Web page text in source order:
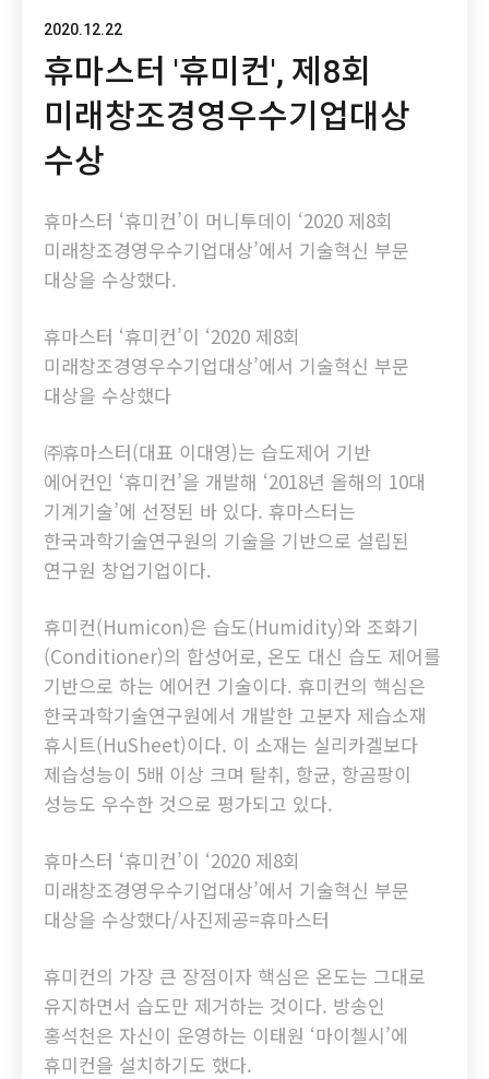
2020.12.22
휴마스터 '휴미컨', 제8회
미래창조경영우수기업대상
수상
휴마스터 ‘휴미컨’이 머니투데이 ‘2020 제8회
미래창조경영우수기업대상’에서 기술혁신 부문
대상을 수상했다.
휴마스터 ‘휴미컨’이 ‘2020 제8회
미래창조경영우수기업대상’에서 기술혁신 부문
대상을 수상했다
㈜휴마스터(대표 이대영)는 습도제어 기반
에어컨인 ‘휴미컨’을 개발해 ‘2018년 올해의 10대
기계기술’에 선정된 바 있다. 휴마스터는
한국과학기술연구원의 기술을 기반으로 설립된
연구원 창업기업이다.
휴미컨(Humicon)은 습도(Humidity)와 조화기
(Conditioner)의 합성어로, 온도 대신 습도 제어를
기반으로 하는 에어컨 기술이다. 휴미컨의 핵심은
한국과학기술연구원에서 개발한 고분자 제습소재
휴시트(HuSheet)이다. 이 소재는 실리카겔보다
제습성능이 5배 이상 크며 탈취, 항균, 항곰팡이
성능도 우수한 것으로 평가되고 있다.
휴마스터 ‘휴미컨’이 ‘2020 제8회
미래창조경영우수기업대상’에서 기술혁신 부문
대상을 수상했다/사진제공=휴마스터
휴미컨의 가장 큰 장점이자 핵심은 온도는 그대로
유지하면서 습도만 제거하는 것이다. 방송인
홍석천은 자신이 운영하는 이태원 ‘마이첼시’에
휴미컨을 설치하기도 했다.